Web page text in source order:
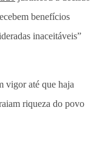
benefícios
inaceitáveis”
vigor até que haja
riqueza do povo